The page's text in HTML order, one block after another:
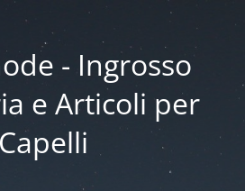
- Ingrosso
e Articoli per
Capelli